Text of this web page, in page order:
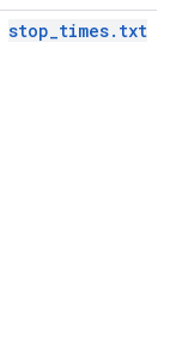
stop_times.txt